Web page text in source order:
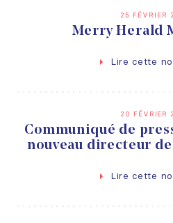
25 FÉVRIER
Merry Herald
Lire cette
20 FÉVRIER
Communiqué de
nouveau directeur
Lire cette